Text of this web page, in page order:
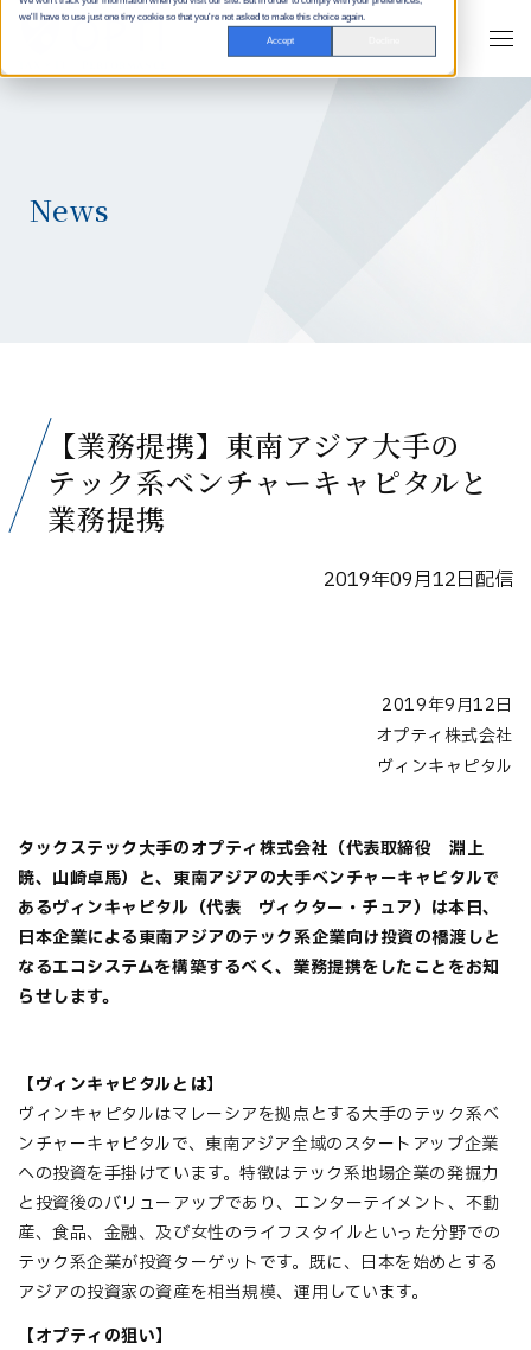
we'll have to use just one tiny cookie so that you're not asked to make this choice again.
Accept
News
【業務提携】東南アジア大手の
テック系ベンチャーキャピタルと
業務提携
2019年09月12日配信
2019年9月12日
オプティ株式会社
ヴィンキャピタル
タックステック大手のオプティ株式会社（代表取締役 淵上
暁、山崎卓馬）と、東南アジアの大手ベンチャーキャピタルで
あるヴィンキャピタル（代表 ヴィクター・チュア）は本日、
日本企業による東南アジアのテック系企業向け投資の橋渡しと
なるエコシステムを構築するべく、業務提携をしたことをお知
らせします。
【ヴィンキャピタルとは】
ヴィンキャピタルはマレーシアを拠点とする大手のテック系ベ
ンチャーキャピタルで、東南アジア全域のスタートアップ企業
への投資を手掛けています。特徴はテック系地場企業の発掘力
と投資後のバリューアップであり、エンターテイメント、不動
産、食品、金融、及び女性のライフスタイルといった分野での
テック系企業が投資ターゲットです。既に、日本を始めとする
アジアの投資家の資産を相当規模、運用しています。
【オプティの狙い】